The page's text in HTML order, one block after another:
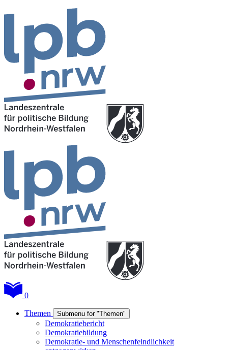
0
Themen Submenu for "Themen"
Demokratiebericht
Demokratiebildung
Demokratie- und Menschenfeindlichkeit